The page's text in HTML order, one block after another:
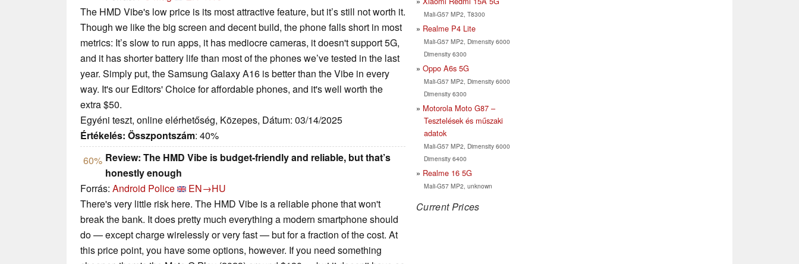
The HMD Vibe's low price is its most attractive feature, but it’s still not worth it.
Though we like the big screen and decent build, the phone falls short in most
metrics: It’s slow to run apps, it has mediocre cameras, it doesn't support 5G,
and it has shorter battery life than most of the phones we’ve tested in the last
year. Simply put, the Samsung Galaxy A16 is better than the Vibe in every
way. It's our Editors' Choice for affordable phones, and it's well worth the
extra $50.
Egyéni teszt, online elérhetőség, Közepes, Dátum: 03/14/2025
Értékelés: Összpontszám: 40%
60% Review: The HMD Vibe is budget-friendly and reliable, but that’s
honestly enough
Forrás: Android Police
EN→HU
There's very little risk here. The HMD Vibe is a reliable phone that won't
break the bank. It does pretty much everything a modern smartphone should
do — except charge wirelessly or very fast — but for a fraction of the cost. At
this price point, you have some options, however. If you need something
Mali-G57 MP2, T8300
Realme P4 Lite
Mali-G57 MP2, Dimensity 6000
Dimensity 6300
Oppo A6s 5G
Mali-G57 MP2, Dimensity 6000
Dimensity 6300
Motorola Moto G87 –
Tesztelések és műszaki
adatok
Mali-G57 MP2, Dimensity 6000
Dimensity 6400
Realme 16 5G
Mali-G57 MP2, unknown
Current Prices